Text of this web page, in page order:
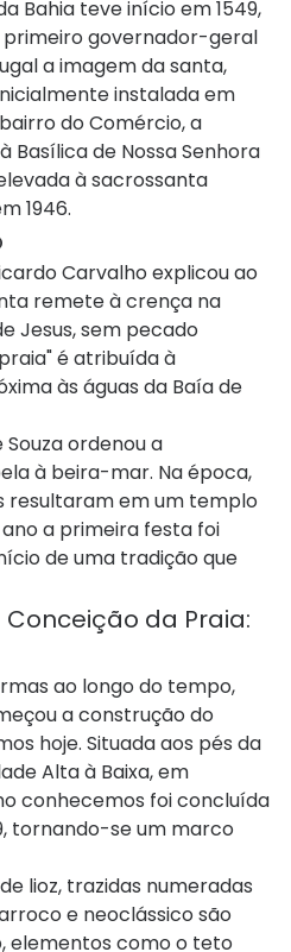
Bahia teve início em 1549,
primeiro governador-geral
a imagem da santa,
instalada em
do Comércio, a
Basílica de Nossa Senhora
à sacrossanta
1946.
Carvalho explicou ao
remete à crença na
Jesus, sem pecado
é atribuída à
às águas da Baía de
Souza ordenou a
à beira-mar. Na época,
resultaram em um templo
a primeira festa foi
de uma tradição que
da Praia:
ao longo do tempo,
a construção do
hoje. Situada aos pés da
Alta à Baixa, em
conhecemos foi concluída
tornando-se um marco
lioz, trazidas numeradas
e neoclássico são
elementos como o teto